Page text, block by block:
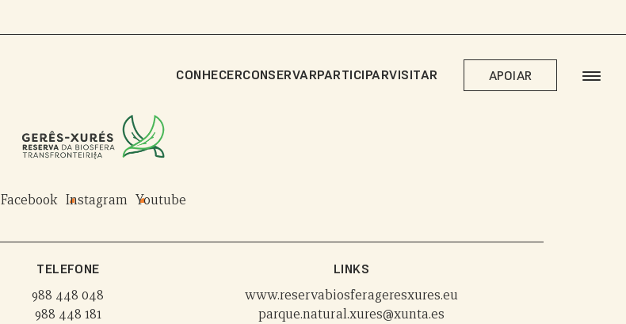
CONHECERCONSERVARPARTICIPARVISITAR APOIAR
Facebook Instagram Youtube
TELEFONE
988 448 048
988 448 181
LINKS
www.reservabiosferageresxures.eu
parque.natural.xures@xunta.es